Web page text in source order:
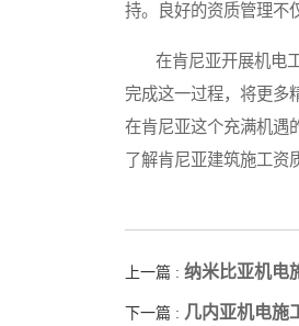
持。良好的资质管理不
在肯尼亚开展机电工
完成这一过程，将更多
在肯尼亚这个充满机遇
了解肯尼亚建筑施工资
上一篇 : 纳米比亚机电
下一篇 : 几内亚机电施